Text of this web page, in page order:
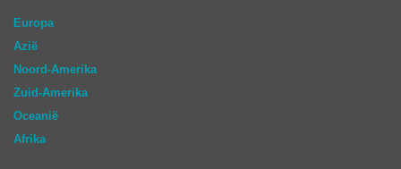
Europa
Azië
Noord-Amerika
Zuid-Amerika
Oceanië
Afrika